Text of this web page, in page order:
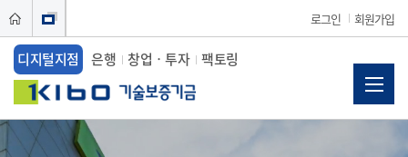
로그인 회원가입
디지털지점 은행 창업ㆍ투자 팩토링